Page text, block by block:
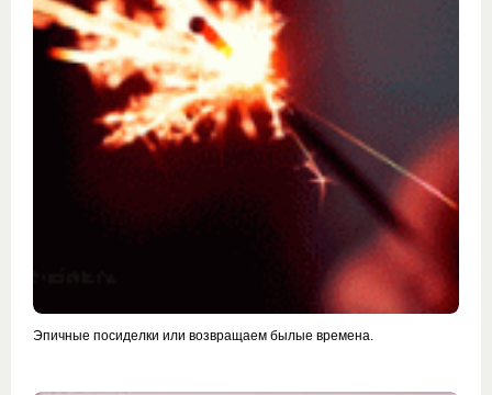
Эпичные посиделки или возвращаем былые времена.